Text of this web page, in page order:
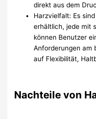
direkt aus dem
Harzvielfalt: Es
erhältlich, jede mit
können Benutzer
Anforderungen am
auf Flexibilität,
Nachteile von